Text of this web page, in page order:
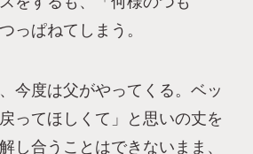
っぱねてしまう。
今度は父がやってくる。ベッ
ってほしくて」と思いの丈を
し合うことはできないまま、